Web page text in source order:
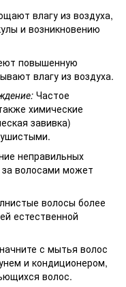
влагу из воздуха,
и возникновению
повышенную
влагу из воздуха.
Частое
химические
завивка)
неправильных
за волосами может
волосы более
естественной
с мытья волос
и кондиционером,
волос.